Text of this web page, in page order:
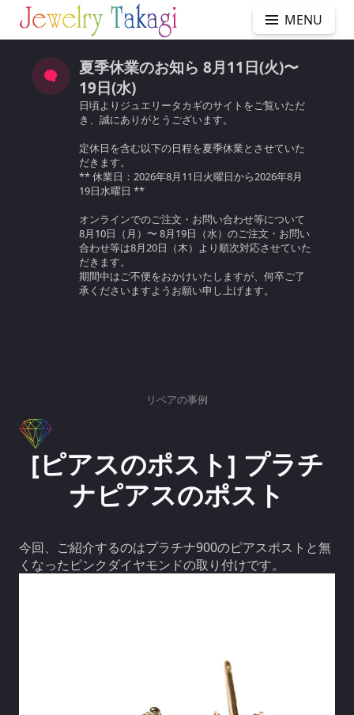
MENU
夏季休業のお知ら 8月11日(火)〜
19日(水)
日頃よりジュエリータカギのサイトをご覧いただ
き、誠にありがとうございます。
定休日を含む以下の日程を夏季休業とさせていた
だきます。
** 休業日：2026年8月11日火曜日から2026年8月
19日水曜日 **
オンラインでのご注文・お問い合わせ等について
8月10日（月）〜 8月19日（水）のご注文・お問い
合わせ等は8月20日（木）より順次対応させていた
だきます。
期間中はご不便をおかけいたしますが、何卒ご了
承くださいますようお願い申し上げます。
リペアの事例
[ピアスのポスト] プラチ
ナピアスのポスト
今回、ご紹介するのはプラチナ900のピアスポストと無
くなったピンクダイヤモンドの取り付けです。